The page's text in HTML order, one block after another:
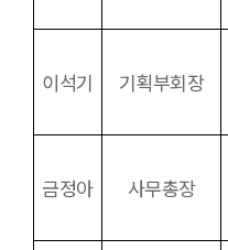
이석기 기획부회장
금정아 사무총장